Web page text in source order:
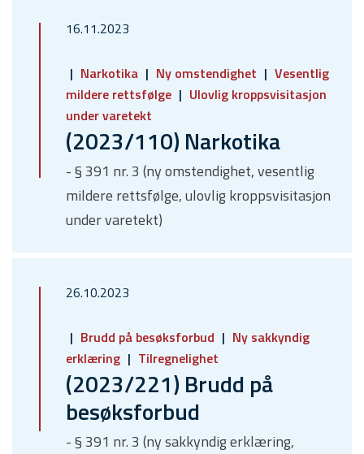
16.11.2023
Narkotika Ny omstendighet
Vesentlig
mildere rettsfølge
Ulovlig kroppsvisitasjon
under varetekt
(2023/110) Narkotika
- § 391 nr. 3 (ny omstendighet, vesentlig
mildere rettsfølge, ulovlig kroppsvisitasjon
under varetekt)
26.10.2023
Brudd på besøksforbud
Ny sakkyndig
erklæring
Tilregnelighet
(2023/221) Brudd på
besøksforbud
- § 391 nr. 3 (ny sakkyndig erklæring,